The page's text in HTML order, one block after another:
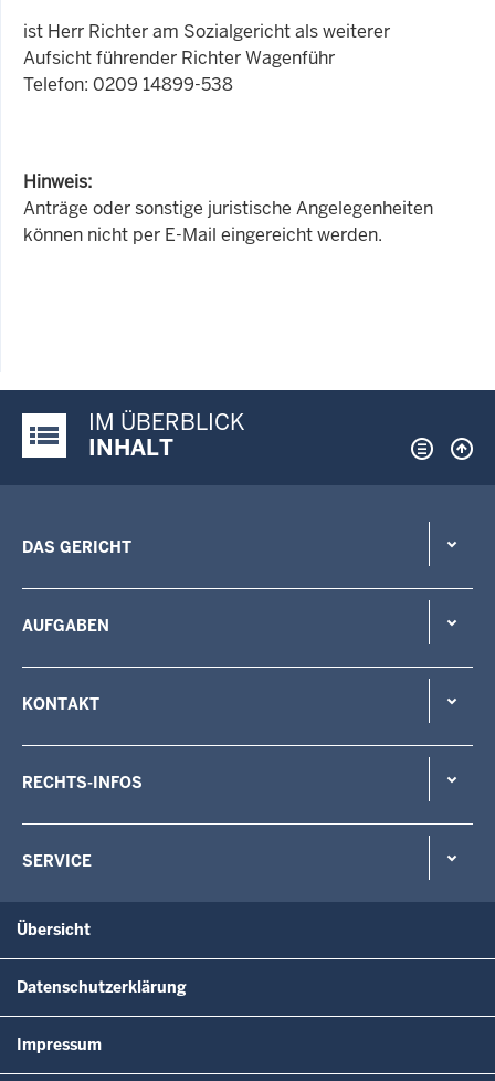
ist Herr Richter am Sozialgericht als weiterer
Aufsicht führender Richter Wagenführ
Telefon: 0209 14899-538
Hinweis:
Anträge oder sonstige juristische Angelegenheiten
können nicht per E-Mail eingereicht werden.
Justiz-Portal im Überblick:
IM ÜBERBLICK
INHALT
DAS GERICHT
AUFGABEN
KONTAKT
RECHTS-INFOS
SERVICE
Übersicht
Datenschutzerklärung
Impressum